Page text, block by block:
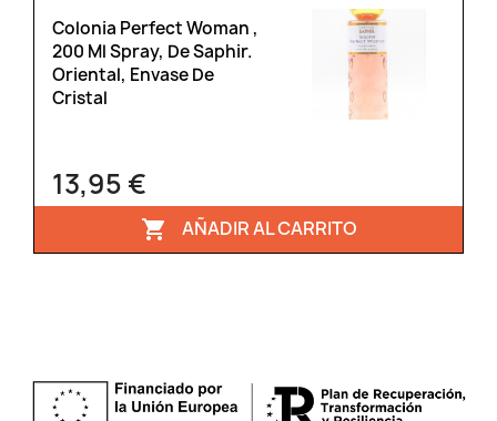
Colonia Perfect Woman ,
200 Ml Spray, De Saphir.
Oriental, Envase De
Cristal
13,95 €
 AÑADIR AL CARRITO